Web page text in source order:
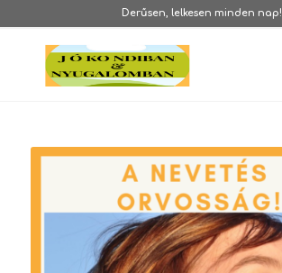
Derűsen, lelkesen minden nap!